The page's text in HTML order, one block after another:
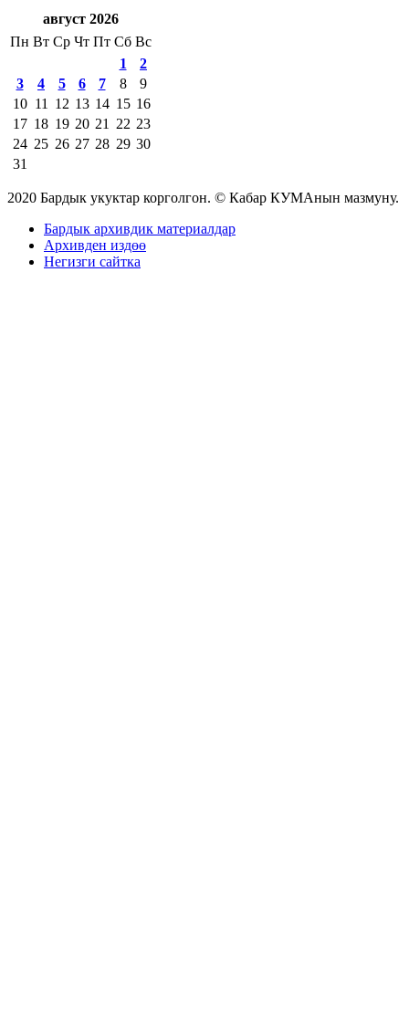
август 2026
Пн Вт Ср Чт Пт Сб Вс
1
2
3
4 5 6 7 8
9
10 11 12 13 14 15 16
17 18 19 20 21 22 23
24 25 26 27 28 29 30
31
2020 Бардык укуктар корголгон. © Кабар КУМАнын мазмуну.
Бардык архивдик материалдар
Архивден издөө
Негизги сайтка